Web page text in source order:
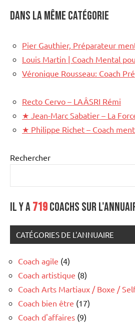
Dans la même catégorie
Pier Gauthier, Préparateur
Louis Martin | Coach Mental
Véronique Rousseau: Coach
Recto Cervo – LAÂSRI Rémi
★ Jean-Marc Sabatier – La
★ Philippe Richet – Coach
Rechercher
Il y a719coachs sur
CATÉGORIES DE L'ANNUAIRE
Coach agile (4)
Coach artistique (8)
Coach Arts Martiaux / Boxe /
Coach bien être (17)
Coach d'affaires (9)